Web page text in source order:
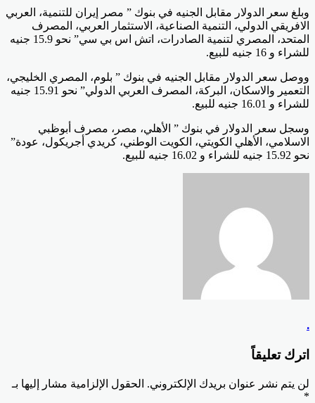
وبلغ سعر الدولار مقابل الجنيه في بنوك ” مصر إيران للتنمية، العربي
الافريقي الدولي، التنمية الصناعية، الاستثمار العربي، المصرف
المتحد، المصري لتنمية الصادرات، اتش اس بي سي” نحو 15.9 جنيه
للشراء و 16 جنيه للبيع.
ووصل سعر الدولار مقابل الجنيه في بنوك ” بلوم، المصري الخليجي،
التعمير والاسكان، البركة، المصرف العربي الدولي” نحو 15.91 جنيه
للشراء و 16.01 جنيه للبيع.
وسجل سعر الدولار في بنوك ” الأهلي، مصر، مصرف أبوظبي
الاسلامي، الأهلي الكويتي، الكويت الوطني، كريدي أجريكول، عودة”
نحو 15.92 جنيه للشراء و 16.02 جنيه للبيع.
.
اترك تعليقاً
لن يتم نشر عنوان بريدك الإلكتروني. الحقول الإلزامية مشار إليها بـ
*